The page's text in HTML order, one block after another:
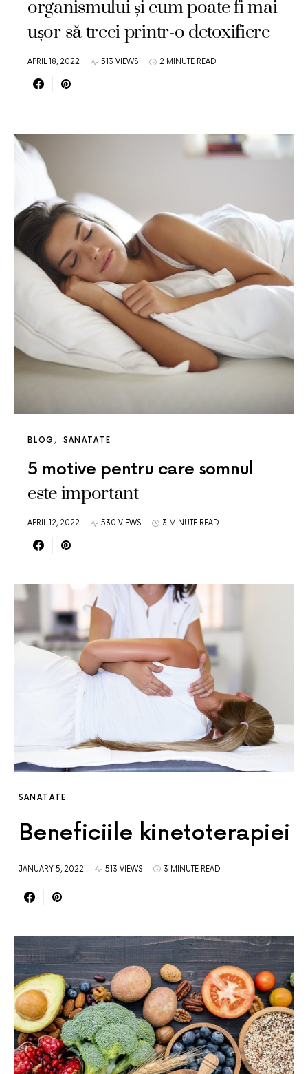
organismului și cum poate fi mai
ușor să treci printr-o detoxifiere
APRIL 18, 2022 513 VIEWS 2 MINUTE READ
BLOG SANATATE
5 motive pentru care somnul
este important
APRIL 12, 2022 530 VIEWS 3 MINUTE READ
SANATATE
Beneficiile kinetoterapiei
JANUARY 5, 2022 513 VIEWS 3 MINUTE READ